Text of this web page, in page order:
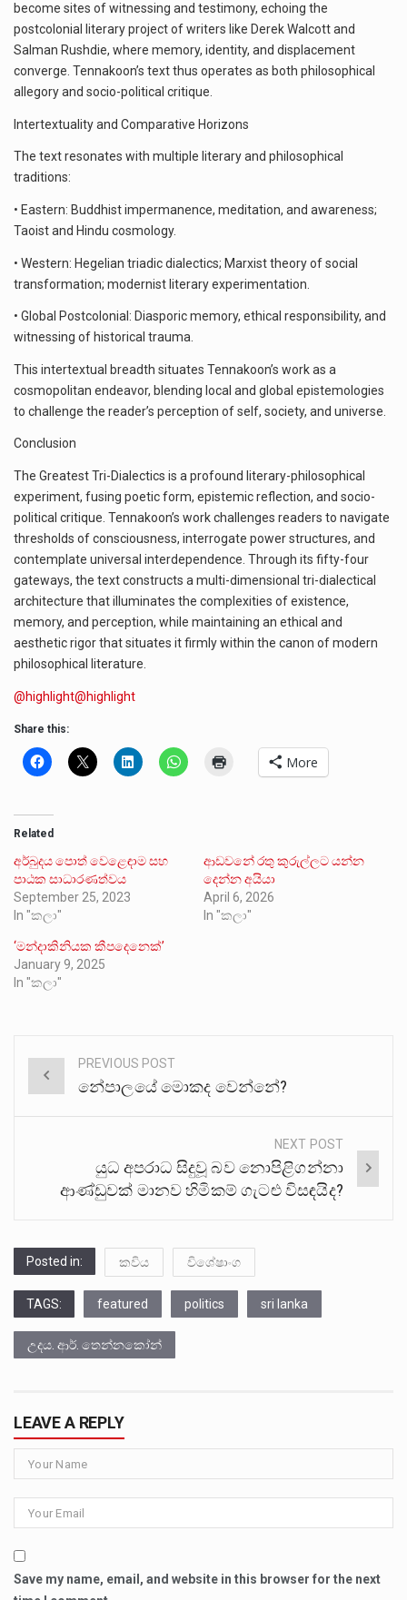
become sites of witnessing and testimony, echoing the
postcolonial literary project of writers like Derek Walcott and
Salman Rushdie, where memory, identity, and displacement
converge. Tennakoon’s text thus operates as both philosophical
allegory and socio-political critique.
Intertextuality and Comparative Horizons
The text resonates with multiple literary and philosophical
traditions:
• Eastern: Buddhist impermanence, meditation, and awareness;
Taoist and Hindu cosmology.
• Western: Hegelian triadic dialectics; Marxist theory of social
transformation; modernist literary experimentation.
• Global Postcolonial: Diasporic memory, ethical responsibility, and
witnessing of historical trauma.
This intertextual breadth situates Tennakoon’s work as a
cosmopolitan endeavor, blending local and global epistemologies
to challenge the reader’s perception of self, society, and universe.
Conclusion
The Greatest Tri-Dialectics is a profound literary-philosophical
experiment, fusing poetic form, epistemic reflection, and socio-
political critique. Tennakoon’s work challenges readers to navigate
thresholds of consciousness, interrogate power structures, and
contemplate universal interdependence. Through its fifty-four
gateways, the text constructs a multi-dimensional tri-dialectical
architecture that illuminates the complexities of existence,
memory, and perception, while maintaining an ethical and
aesthetic rigor that situates it firmly within the canon of modern
philosophical literature.
@highlight@highlight
Share this:
More
Related
අර්බුදය පොත් වෙළෙඳාම සහ
පාඨක සාධාරණත්වය
September 25, 2023
In "කලා"
ආඩවනේ රතු කුරුල්ලට යන්න
දෙන්න අයියා
April 6, 2026
In "කලා"
‘මන්දාකිනියක කීපදෙනෙක්’
January 9, 2025
In "කලා"
Post
navigation
PREVIOUS POST
නේපාලයේ මොකද වෙන්නේ?
NEXT POST
යුධ අපරාධ සිදුවූ බව නොපිළිගන්නා
ආණ්ඩුවක් මානව හිමිකම් ගැටළු විසඳයිද?
Posted in: කවිය විශේෂාංග
TAGS: featured politics sri lanka
උදය. ආර්. තෙන්නකෝන්
LEAVE A REPLY
Save my name, email, and website in this browser for the next